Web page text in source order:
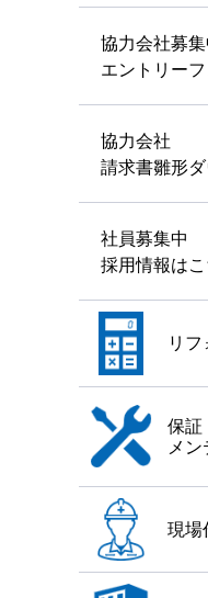
協力会社募集
エントリー
協力会社
請求書雛形
社員募集中
採用情報は
リ
保証
メ
現場